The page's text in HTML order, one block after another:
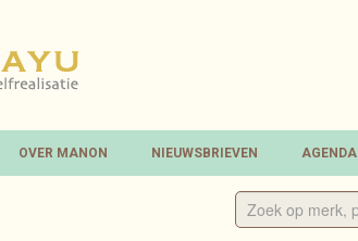
AGENDA
NIEUWSBRIEVEN
OVER MANON